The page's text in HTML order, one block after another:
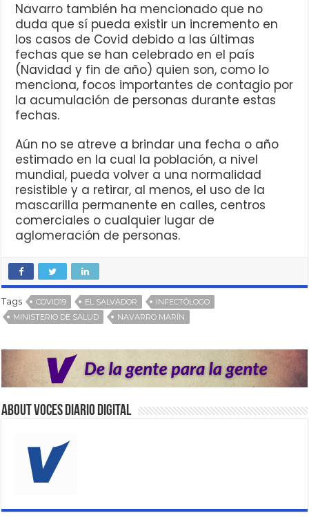
Navarro también ha mencionado que no
duda que sí pueda existir un incremento en
los casos de Covid debido a las últimas
fechas que se han celebrado en el país
(Navidad y fin de año) quien son, como lo
menciona, focos importantes de contagio por
la acumulación de personas durante estas
fechas.
Aún no se atreve a brindar una fecha o año
estimado en la cual la población, a nivel
mundial, pueda volver a una normalidad
resistible y a retirar, al menos, el uso de la
mascarilla permanente en calles, centros
comerciales o cualquier lugar de
aglomeración de personas.
Tags COVID19 EL SALVADOR
INFECTÓLOGO
MINISTERIO DE SALUD
NAVARRO MARÍN
About VOCES Diario digital